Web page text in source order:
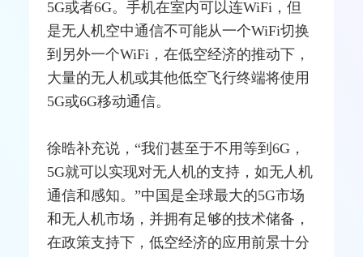
5G或者6G。手机在室内可以连WiFi ，但
是无人机空中通信不可能从一个WiFi切换
到另外一个WiFi，在低空经济的推动下，
大量的无人机或其他低空飞行终端将使用
5G或6G移动通信。
徐晧补充说，“我们甚至于不用等到6G，
5G就可以实现对无人机的支持，如无人机
通信和感知。”中国是全球最大的5G市场
和无人机市场，并拥有足够的技术储备，
在政策支持下，低空经济的应用前景十分